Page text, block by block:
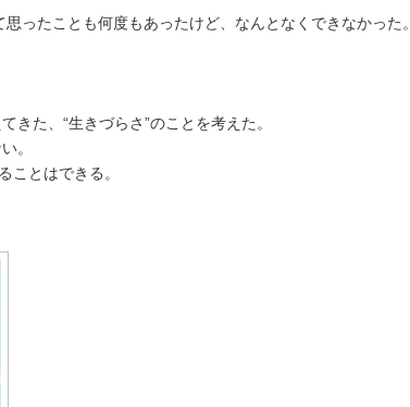
たことも何度もあったけど、なんとなくできなかった。
た、“生きづらさ”のことを考えた。
。
ことはできる。